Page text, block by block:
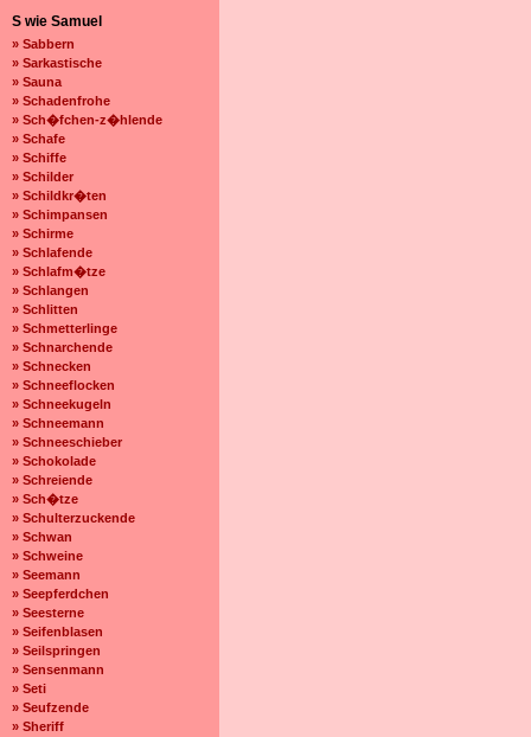
S wie Samuel
» Sabbern
» Sarkastische
» Sauna
» Schadenfrohe
» Sch�fchen-z�hlende
» Schafe
» Schiffe
» Schilder
» Schildkr�ten
» Schimpansen
» Schirme
» Schlafende
» Schlafm�tze
» Schlangen
» Schlitten
» Schmetterlinge
» Schnarchende
» Schnecken
» Schneeflocken
» Schneekugeln
» Schneemann
» Schneeschieber
» Schokolade
» Schreiende
» Sch�tze
» Schulterzuckende
» Schwan
» Schweine
» Seemann
» Seepferdchen
» Seesterne
» Seifenblasen
» Seilspringen
» Sensenmann
» Seti
» Seufzende
» Sheriff